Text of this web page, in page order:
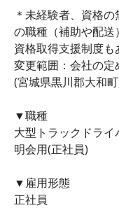
＊未経験者、資格
の職種（補助や配送
資格取得支援制度も
変更範囲：会社の定
(宮城県黒川郡大和
▼職種
大型トラックドラ
明会用(正社員)
▼雇用形態
正社員